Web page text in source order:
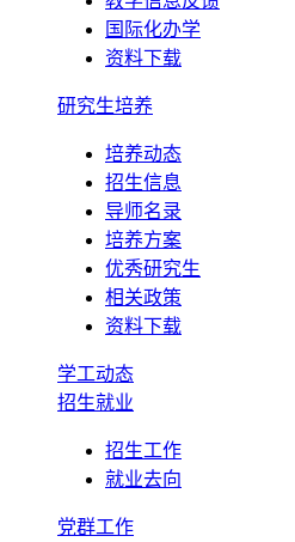
国际化办学
资料下载
研究生培养
培养动态
招生信息
导师名录
培养方案
优秀研究生
相关政策
资料下载
学工动态
招生就业
招生工作
就业去向
党群工作